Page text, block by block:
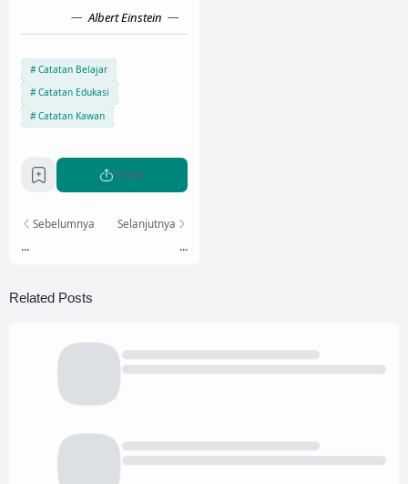
Albert Einstein
Catatan Belajar
Catatan Edukasi
Catatan Kawan
Share
Sebelumnya
...
Selanjutnya
...
Related Posts